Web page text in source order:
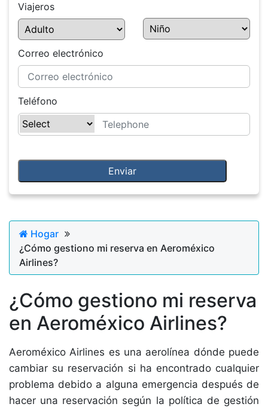
Viajeros
Correo electrónico
Teléfono
Hogar
¿Cómo gestiono mi reserva en Aeroméxico
Airlines?
¿Cómo gestiono mi reserva
en Aeroméxico Airlines?
Aeroméxico Airlines es una aerolínea dónde puede
cambiar su reservación si ha encontrado cualquier
problema debido a alguna emergencia después de
hacer una reservación según la política de gestión